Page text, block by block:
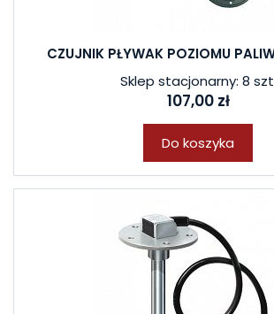
CZUJNIK PŁYWAK POZIOMU
Sklep stacjonarny: 8
107,00 zł
Do koszyka